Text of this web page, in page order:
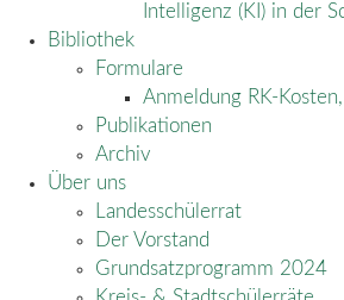
Intelligenz (KI) in der
Bibliothek
Formulare
Anmeldung RK-
Publikationen
Archiv
Über uns
Landesschülerrat
Der Vorstand
Grundsatzprogramm 2024